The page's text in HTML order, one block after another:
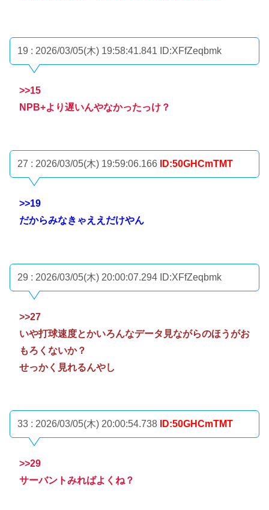
19 : 2026/03/05(木) 19:58:41.841 ID:XFfZeqbmk
>>15
NPB+より遅いんやなかったっけ？
27 : 2026/03/05(木) 19:59:06.166 ID:50GHCmTMT
>>19
だからみなきゃええだけやん
29 : 2026/03/05(木) 20:00:07.294 ID:XFfZeqbmk
>>27
いや打球速度とかいろんなデータ見ながらのほうがお
もろくないか？
せっかく見れるんやし
33 : 2026/03/05(木) 20:00:54.738 ID:50GHCmTMT
>>29
サーバントみればよくね？